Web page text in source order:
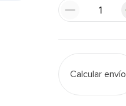
Calcular envío